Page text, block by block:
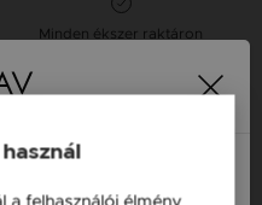
Minden ékszer raktáron